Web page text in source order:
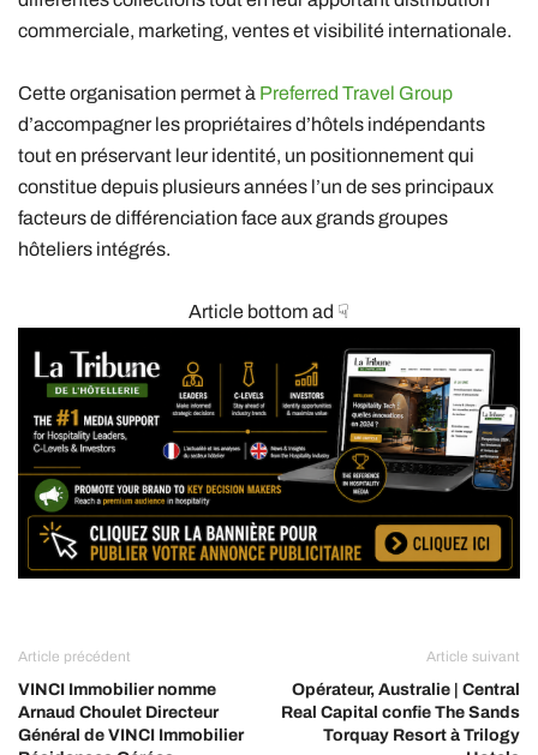
commerciale, marketing, ventes et visibilité internationale.
Cette organisation permet à Preferred Travel Group
d’accompagner les propriétaires d’hôtels indépendants
tout en préservant leur identité, un positionnement qui
constitue depuis plusieurs années l’un de ses principaux
facteurs de différenciation face aux grands groupes
hôteliers intégrés.
Article bottom ad ☟
Article précédent
VINCI Immobilier nomme
Arnaud Choulet Directeur
Général de VINCI Immobilier
Article suivant
Opérateur, Australie | Central
Real Capital confie The Sands
Torquay Resort à Trilogy